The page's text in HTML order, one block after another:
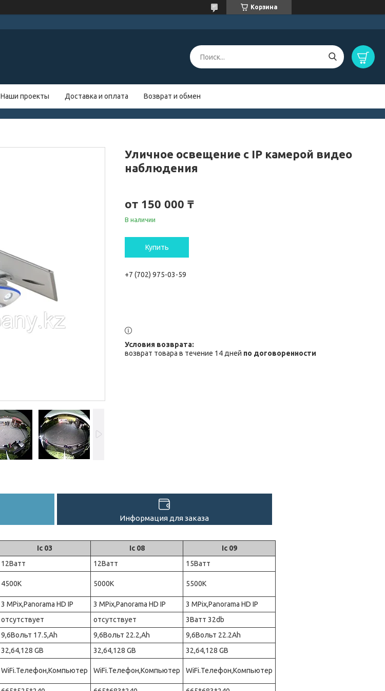
Корзина
Наши проекты Доставка и оплата Возврат и обмен
Уличное освещение с IP камерой видео
наблюдения
от 150 000 ₸
В наличии
Купить
+7 (702) 975-03-59
возврат товара в течение 14 дней по договоренности
Информация для заказа
Ic 03 Ic 08
Ic 09
12Ватт 12Ватт
15Ватт
4500К 5000К 5500К
3 MPix,Panorama HD IP 3 MPix,Panorama HD IP
3 MPix,Panorama HD IP
отсутствует отсутствует
3Ватт 32db
9,6Вольт 17.5,Ah 9,6Вольт 22.2,Ah
9,6Вольт 22.2Ah
32,64,128 GB 32,64,128 GB
32,64,128 GB
WiFi.Телефон,Компьютер WiFi.Телефон,Компьютер WiFi.Телефон,Компьютер